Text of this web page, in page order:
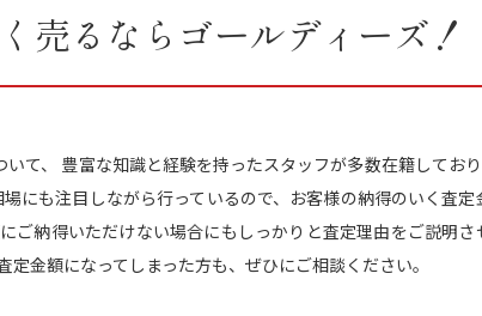
売るならゴールディーズ！
て、 豊富な知識と経験を持ったスタッフが多数在籍してお
にも注目しながら行っているので、お客様の納得のいく査
ご納得いただけない場合にもしっかりと査定理由をご説明
金額になってしまった方も、ぜひにご相談ください。